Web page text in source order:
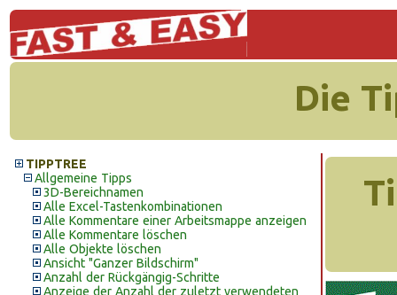
Die
TIPPTREE
Allgemeine Tipps
3D-Bereichnamen
Alle Excel-Tastenkombinationen
Alle Kommentare einer Arbeitsmappe anzeigen
Alle Kommentare löschen
Alle Objekte löschen
Ansicht "Ganzer Bildschirm"
Anzahl der Rückgängig-Schritte
Anzeige der Anzahl der zuletzt verwendeten